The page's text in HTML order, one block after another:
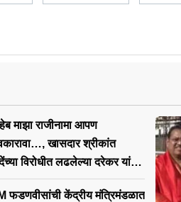
माझा राजीनामा आपण
खासदार श्रीकांत
विरोधीत लढलेल्या दरेकर यांचा
जय महाराष्ट्र
फडणवीसांची केंद्रीय मंत्रिमंडळात